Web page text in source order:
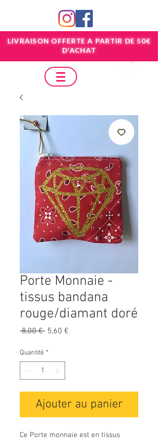
LIVRAISON OFFERTE A PARTIR DE 50€
D'ACHAT
Porte Monnaie -
tissus bandana
rouge/diamant doré
8,00 € Prix
5,60 €
Quantité *
Ajouter au panier
Ce Porte monnaie est en tissus